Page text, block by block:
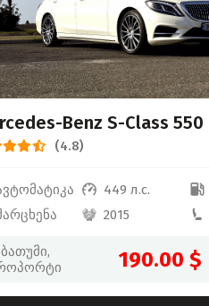
Benz S-Class 550
(4.8)
449 л.с.
2015
ბათუმი,
190.00 $